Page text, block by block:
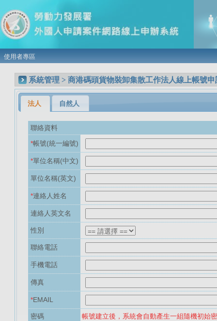
使用者專區
系統管理 > 商港碼頭貨物裝卸集散工作法人線上帳號申
法人 自然人
聯絡資料
*帳號(統一編號)
*單位名稱(中文)
單位名稱(英文)
*連絡人姓名
連絡人英文名
性別
聯絡電話
手機電話
傳真
*EMAIL
密碼 帳號建立後，系統會自動產生一組隨機初始